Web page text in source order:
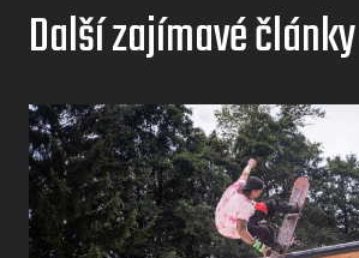
Další zajímavé články